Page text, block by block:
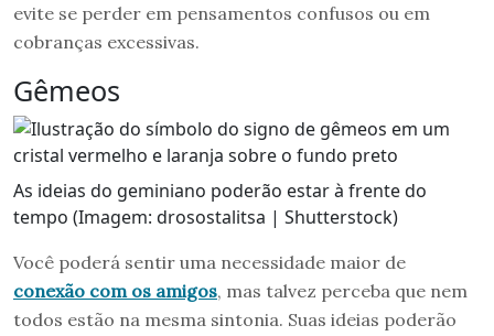
evite se perder em pensamentos confusos ou em
cobranças excessivas.
Gêmeos
As ideias do geminiano poderão estar à frente do
tempo (Imagem: drosostalitsa | Shutterstock)
Você poderá sentir uma necessidade maior de
conexão com os amigos, mas talvez perceba que nem
todos estão na mesma sintonia. Suas ideias poderão